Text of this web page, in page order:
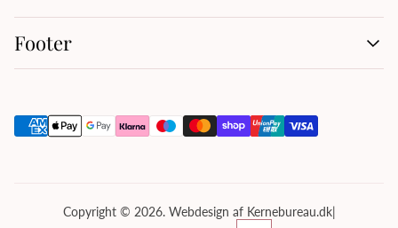
Footer
Om os
Copyright © 2026. Webdesign af Kernebureau.dk|